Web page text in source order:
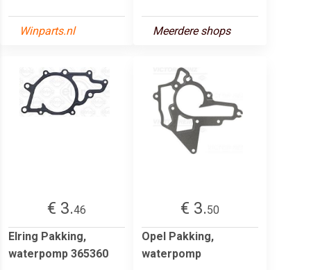
Winparts.nl Meerdere shops
€ 3.46
Elring Pakking,
waterpomp 365360
€ 3.50
Opel Pakking,
waterpomp